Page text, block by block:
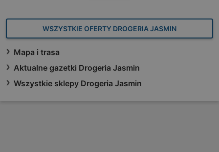
WSZYSTKIE OFERTY DROGERIA JASMIN
Mapa i trasa
Aktualne gazetki Drogeria Jasmin
Wszystkie sklepy Drogeria Jasmin